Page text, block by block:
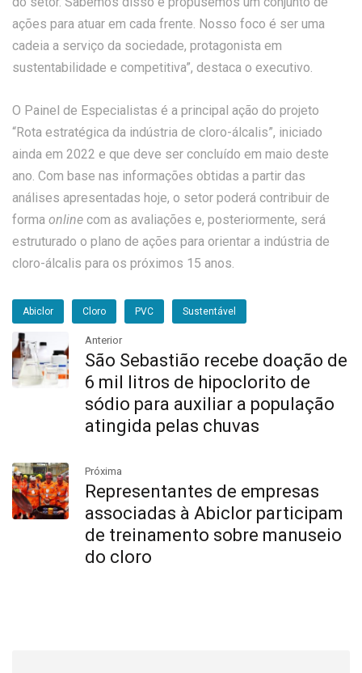
ações para atuar em cada frente. Nosso foco é ser uma
cadeia a serviço da sociedade, protagonista em
sustentabilidade e competitiva”, destaca o executivo.
O Painel de Especialistas é a principal ação do projeto
“Rota estratégica da indústria de cloro-álcalis”, iniciado
ainda em 2022 e que deve ser concluído em maio deste
ano. Com base nas informações obtidas a partir das
análises apresentadas hoje, o setor poderá contribuir de
forma online com as avaliações e, posteriormente, será
estruturado o plano de ações para orientar a indústria de
cloro-álcalis para os próximos 15 anos.
Abiclor Cloro PVC Sustentável
Anterior
São Sebastião recebe doação de
6 mil litros de hipoclorito de
sódio para auxiliar a população
atingida pelas chuvas
Próxima
Representantes de empresas
associadas à Abiclor participam
de treinamento sobre manuseio
do cloro